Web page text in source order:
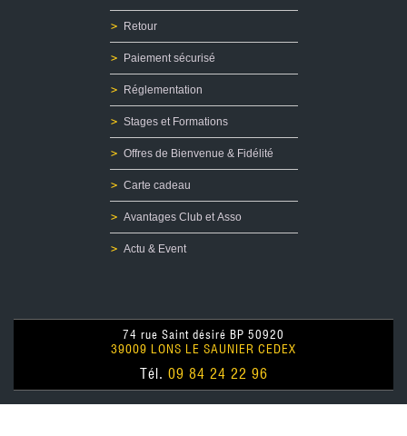
Retour
Paiement sécurisé
Réglementation
Stages et Formations
Offres de Bienvenue & Fidélité
Carte cadeau
Avantages Club et Asso
Actu & Event
74 rue Saint désiré BP 50920
39009 LONS LE SAUNIER CEDEX
Tél. 09 84 24 22 96